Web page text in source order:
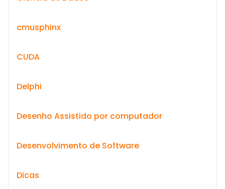
cmusphinx
CUDA
Delphi
Desenho Assistido por computador
Desenvolvimento de Software
Dicas